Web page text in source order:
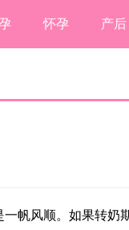
怀孕 产后
帆风顺。如果转奶